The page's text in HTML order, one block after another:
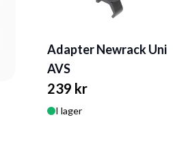
Adapter Newrack Uni
AVS
239 kr
I lager